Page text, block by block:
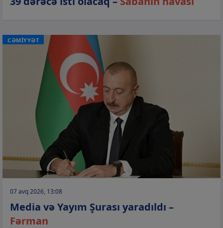
CƏMİYYƏT
07 avq 2026, 13:08
Media və Yayım Şurası yaradıldı –
Fərman